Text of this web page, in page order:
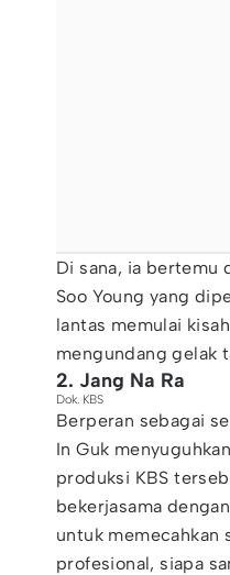
Di sana, ia bertemu
Soo Young yang
lantas memulai
mengundang gelak
2. Jang Na Ra
Dok. KBS
Berperan sebagai
In Guk
produksi KBS
bekerjasama
untuk memecahkan
profesional, siapa